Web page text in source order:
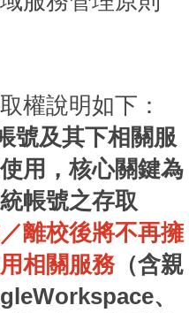
權說明如下：
號及其下相關服
用，核心關鍵為
帳號之存取
離校後將不再擁
相關服務（含親
、